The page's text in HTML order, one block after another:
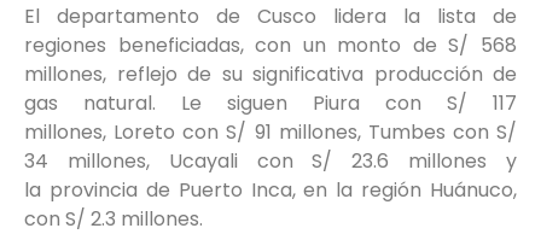
El departamento de Cusco lidera la lista de
regiones beneficiadas, con un monto de S/ 568
millones, reflejo de su significativa producción de
gas natural. Le siguen Piura con S/ 117
millones, Loreto con S/ 91 millones, Tumbes con S/
34 millones, Ucayali con S/ 23.6 millones y
la provincia de Puerto Inca, en la región Huánuco,
con S/ 2.3 millones.